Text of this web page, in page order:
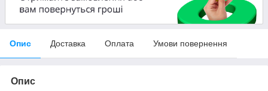
Опис Доставка Оплата Умови повернення
Опис